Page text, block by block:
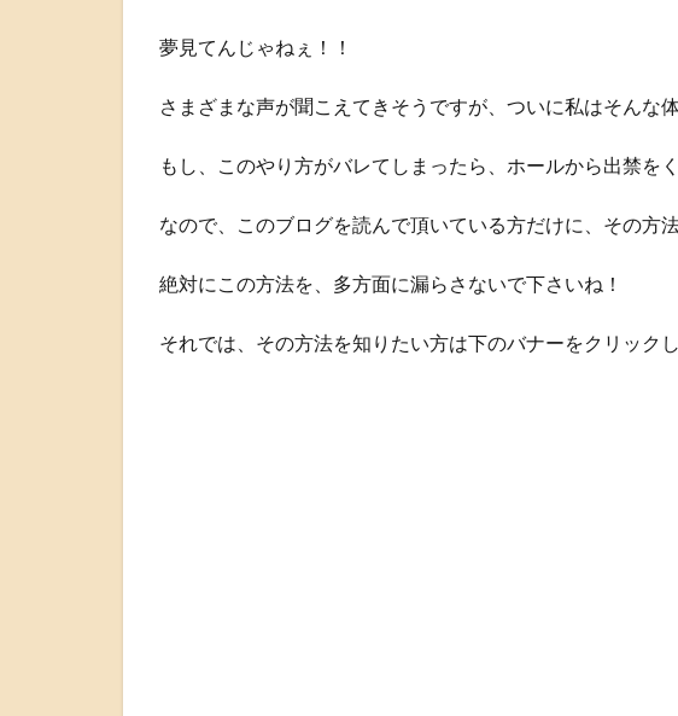
夢見てんじゃねぇ！！
さまざまな声が聞こえてきそうですが、ついに私はそんな
もし、このやり方がバレてしまったら、ホールから出禁を
なので、このブログを読んで頂いている方だけに、その方
絶対にこの方法を、多方面に漏らさないで下さいね！
それでは、その方法を知りたい方は下のバナーをクリック